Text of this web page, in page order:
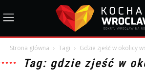
Strona główna Tagi Gdzie zjeść w okolicy
Tag: gdzie zjeść w